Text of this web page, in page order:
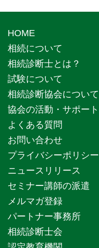
HOME
相続について
相続診断士とは？
試験について
相続診断協会について
協会の活動・サポート
よくある質問
お問い合わせ
プライバシーポリシー
ニュースリリース
セミナー講師の派遣
メルマガ登録
パートナー事務所
相続診断士会